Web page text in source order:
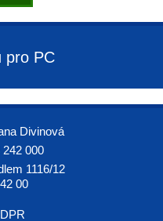
pro PC
Divinová
242 000
1116/12
00